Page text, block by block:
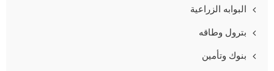
البوابه الزراعية
بترول وطاقه
بنوك وتأمين